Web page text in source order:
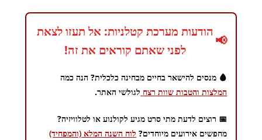
📢
הודעות מערכת קטלניות: אל תעזו לצאת
לפני שאתם קוראים את זה!
🩸 מנסים להישאר בחיים מבחינה כלכלית? הנה כמה
המלצות והטבות שוות רצח לגולשי האתר.
📅 רוצים לדעת מתי סרט מגיע לקולנוע או לטלוויזיה?
מחפשים אירועים מיוחדים? לוח השנה המלא (והמפחיד)